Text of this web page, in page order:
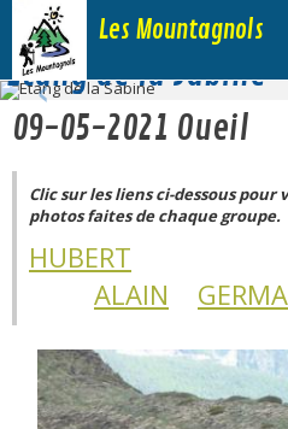
Les Mountagnols
Activités
Inscription Dimanche
Adhésions et Club
Galerie Vidéos
Traces
Etang de la Sabine
‹
09-05-2021 Oueil
Clic sur les liens ci-dessous pour
photos faites de chaque groupe.
HUBERT
ALAIN